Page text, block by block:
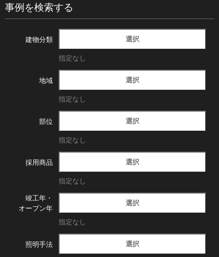
事例を検索する
建物分類 選択
指定なし
地域 選択
指定なし
部位 選択
指定なし
採用商品 選択
指定なし
竣工年・
オープン年
選択
指定なし
照明手法 選択